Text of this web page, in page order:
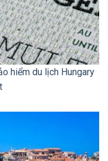
hiểm du lịch Hungary